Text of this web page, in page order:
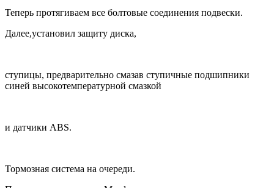
Теперь протягиваем все болтовые соединения подвески.
Далее,установил защиту диска,
ступицы, предварительно смазав ступичные подшипники
синей высокотемпературной смазкой
и датчики ABS.
Тормозная система на очереди.